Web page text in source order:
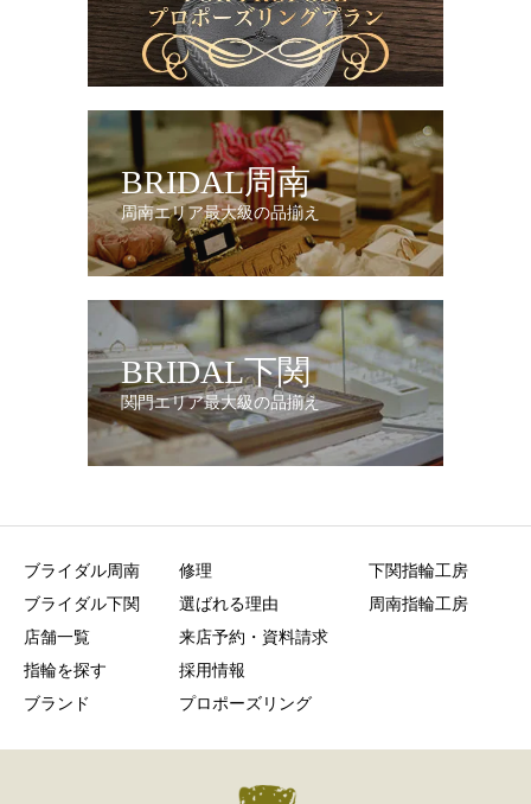
BRIDAL周南
周南エリア最大級の品揃え
BRIDAL下関
関門エリア最大級の品揃え
ブライダル周南
ブライダル下関
店舗一覧
指輪を探す
ブランド
修理
選ばれる理由
来店予約・資料請求
採用情報
プロポーズリング
下関指輪工房
周南指輪工房